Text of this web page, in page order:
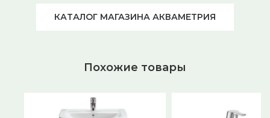
КАТАЛОГ МАГАЗИНА АКВАМЕТРИЯ
Похожие товары